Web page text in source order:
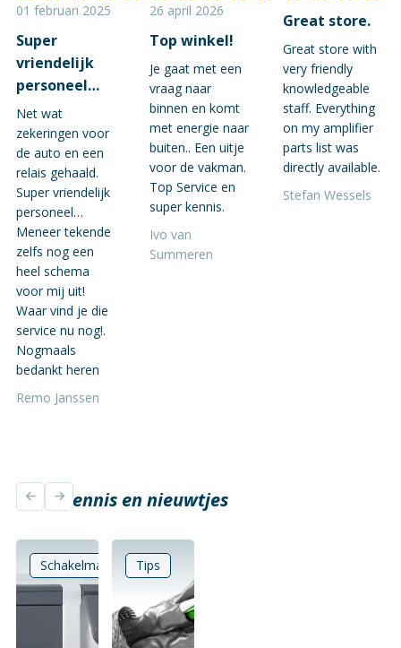
01 februari 2025
Super
vriendelijk
personeel…
Net wat
zekeringen voor
de auto en een
relais gehaald.
Super vriendelijk
personeel…
Meneer tekende
zelfs nog een
heel schema
voor mij uit!
Waar vind je die
service nu nog!.
Nogmaals
bedankt heren
Remo Janssen
26 april 2026
Top winkel!
Je gaat met een
vraag naar
binnen en komt
met energie naar
buiten.. Een uitje
voor de vakman.
Top Service en
super kennis.
Ivo van
Summeren
Great store.
Great store with
very friendly
knowledgeable
staff. Everything
on my amplifier
parts list was
directly available.
Stefan Wessels
Onze kennis en nieuwtjes
SchakelmateriaalTips